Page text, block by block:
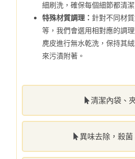
清潔內袋、
異味去除，殺菌
細刷洗，確保每個細節都清
特殊材質調理： 針對不同材
等，我們會選用相對應的調
麂皮進行無水乾洗，保持其
來污漬附著。